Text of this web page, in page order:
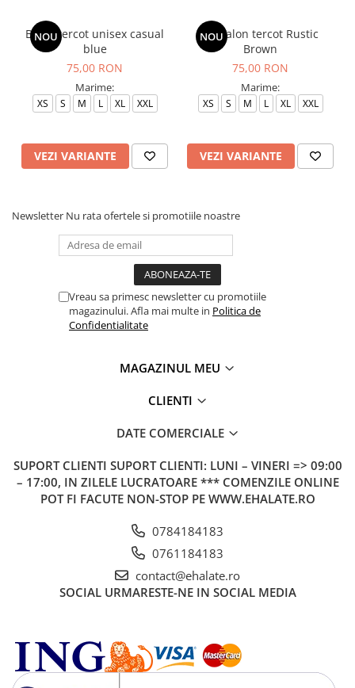
NOU
Bluza tercot unisex casual
blue
75,00 RON
Marime:
XS S M L XL XXL
VEZI VARIANTE
NOU
Pantalon tercot Rustic
Brown
75,00 RON
Marime:
XS S M L XL XXL
VEZI VARIANTE
Newsletter Nu rata ofertele si promotiile noastre
Vreau sa primesc newsletter cu promotiile
magazinului. Afla mai multe in Politica de
Confidentialitate
MAGAZINUL MEU
CLIENTI
DATE COMERCIALE
SUPORT CLIENTI SUPORT CLIENTI: LUNI – VINERI => 09:00
– 17:00, IN ZILELE LUCRATOARE *** COMENZILE ONLINE
POT FI FACUTE NON-STOP PE WWW.EHALATE.RO
0784184183
0761184183
contact@ehalate.ro
SOCIAL URMARESTE-NE IN SOCIAL MEDIA